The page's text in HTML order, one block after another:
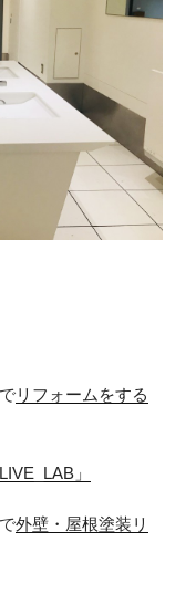
リフォームをする
LIVE_LAB」
外壁・屋根塗装リ